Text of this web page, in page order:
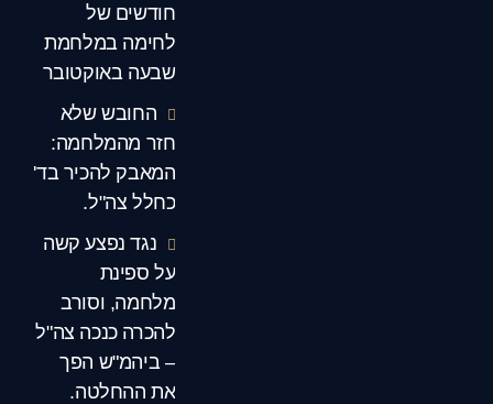
חודשים של
לחימה במלחמת
שבעה באוקטובר
החובש שלא
חזר מהמלחמה:
המאבק להכיר בד'
כחלל צה"ל.
נגד נפצע קשה
על ספינת
מלחמה, וסורב
להכרה כנכה צה"ל
– ביהמ"ש הפך
את ההחלטה.